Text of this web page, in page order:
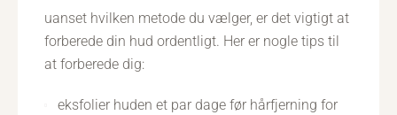
uanset hvilken metode du vælger, er det vigtigt at
forberede din hud ordentligt. Her er nogle tips til
at forberede dig:
eksfolier huden et par dage før hårfjerning for